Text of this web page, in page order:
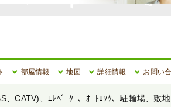
部屋情報 地図 詳細情報 お問い
CATV)、ｴﾚﾍﾞｰﾀｰ、ｵｰﾄﾛｯｸ、駐輪場、敷地